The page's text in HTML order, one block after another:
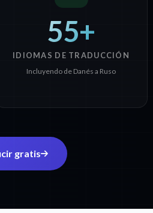
55+
IDIOMAS DE TRADUCCIÓN
Incluyendo de Danés a Ruso
gratis